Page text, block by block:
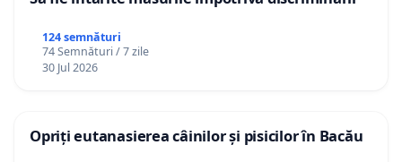
124 semnături
74 Semnături / 7 zile
30 Jul 2026
Opriți eutanasierea câinilor și pisicilor în Bacău